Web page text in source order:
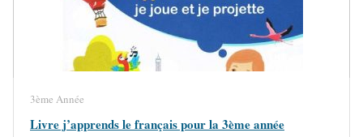
3ème Année
Livre j’apprends le français pour la 3ème année